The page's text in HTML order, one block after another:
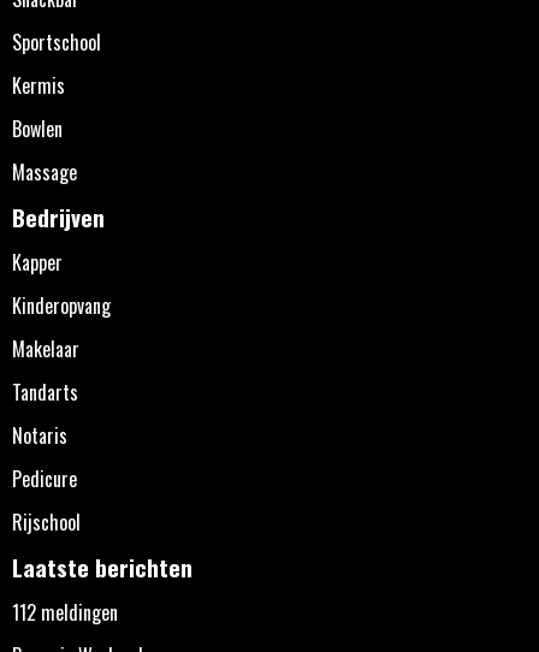
Sportschool
Kermis
Bowlen
Massage
Bedrijven
Kapper
Kinderopvang
Makelaar
Tandarts
Notaris
Pedicure
Rijschool
Laatste berichten
112 meldingen